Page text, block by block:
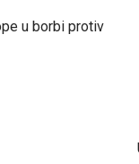
u borbi protiv